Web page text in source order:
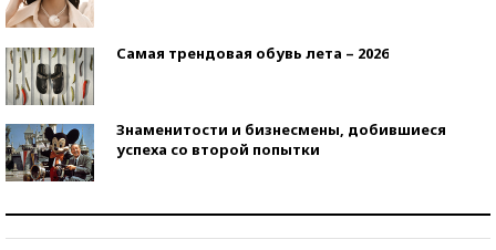
Самая трендовая обувь лета – 2026
Знаменитости и бизнесмены, добившиеся
успеха со второй попытки